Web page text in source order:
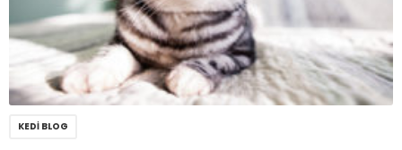
KEDI BLOG